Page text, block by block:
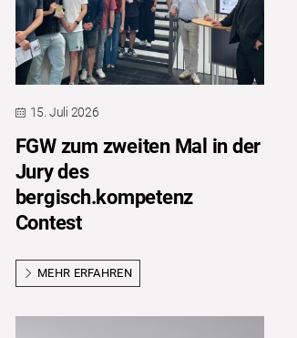
15. Juli 2026
FGW zum zweiten Mal in der
Jury des
bergisch.kompetenz
Contest
MEHR ERFAHREN